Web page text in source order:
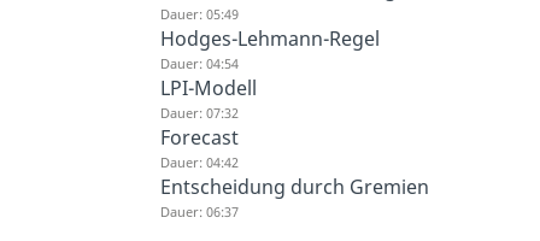
Dauer: 05:49
Hodges-Lehmann-Regel
Dauer: 04:54
LPI-Modell
Dauer: 07:32
Forecast
Dauer: 04:42
Entscheidung durch Gremien
Dauer: 06:37